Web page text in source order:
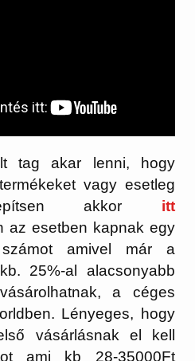
tag akar lenni, hogy
vagy esetleg
akkor itt
az esetben kapnak egy
amivel már a
25%-al alacsonyabb
a céges
Lényeges, hogy
vásárlásnak el kell
ami kb 28-35000Ft